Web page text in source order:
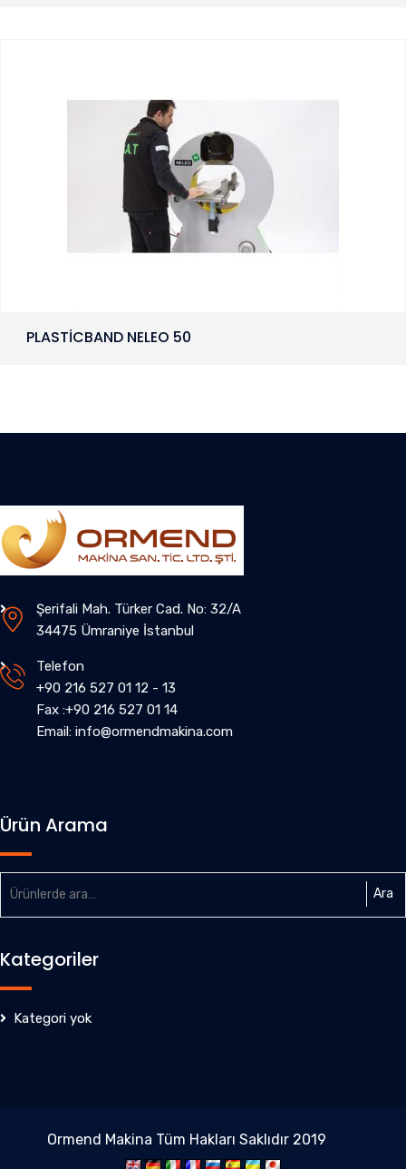
PLASTİCBAND NELEO 50
Şerifali Mah. Türker Cad. No: 32/A
34475 Ümraniye İstanbul
Telefon
+90 216 527 01 12 - 13
Fax :+90 216 527 01 14
Email: info@ormendmakina.com
Ürün Arama
Ara:
Ara
Kategoriler
Kategori yok
Ormend Makina Tüm Hakları Saklıdır 2019